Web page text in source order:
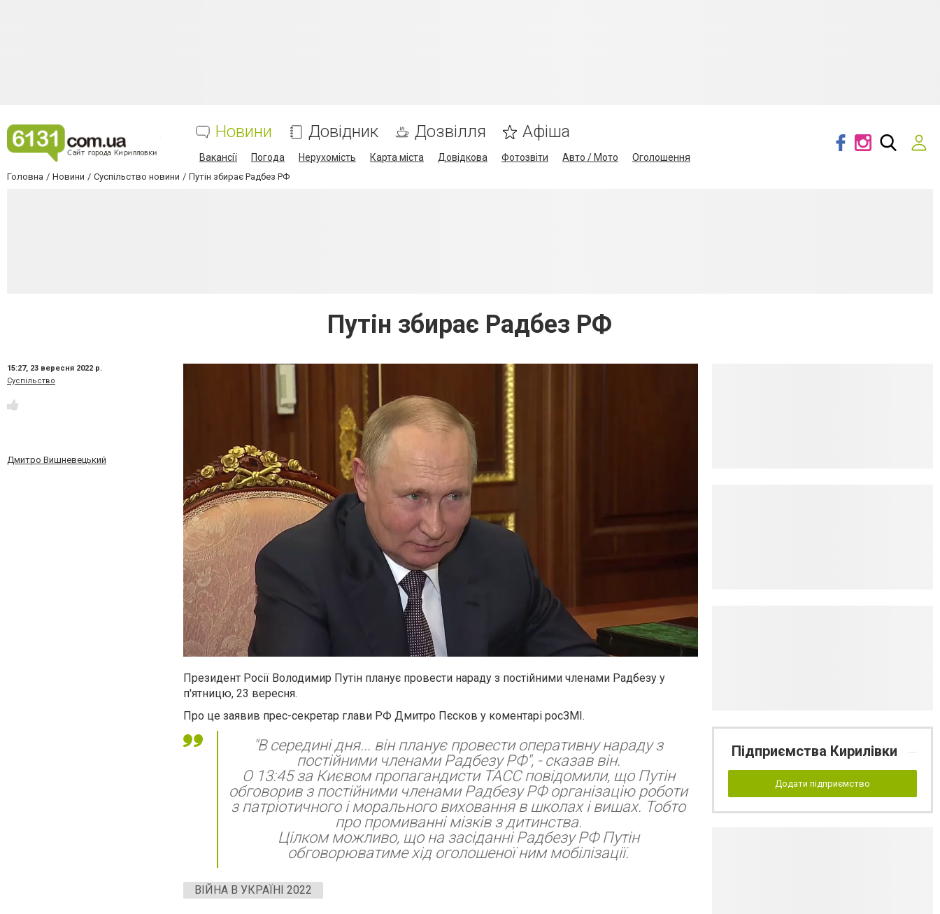
Новини Довідник Дозвілля Афіша
Вакансії Погода Нерухомість Карта міста Довідкова Фотозвіти Авто / Мото Оголошення
Головна Новини Суспільство новини Путін збирає Радбез РФ
Путін збирає Радбез РФ
15:27, 23 вересня 2022 р.
Суспільство
Дмитро Вишневецький
Президент Росії Володимир Путін планує провести нараду з постійними членами Радбезу у
п'ятницю, 23 вересня.
Про це заявив прес-секретар глави РФ Дмитро Пєсков у коментарі росЗМІ.
"В середині дня... він планує провести оперативну нараду з
постійними членами Радбезу РФ", - сказав він.
О 13:45 за Києвом пропагандисти ТАСС повідомили, що Путін
обговорив з постійними членами Радбезу РФ організацію роботи
з патріотичного і морального виховання в школах і вишах. Тобто
про промиванні мізків з дитинства.
Цілком можливо, що на засіданні Радбезу РФ Путін
обговорюватиме хід оголошеної ним мобілізації.
ВІЙНА В УКРАЇНІ 2022
Підприємства Кирилівки
Додати підприємство